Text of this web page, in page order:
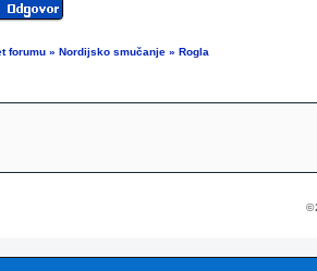
forumu » Nordijsko smučanje » Rogla
©